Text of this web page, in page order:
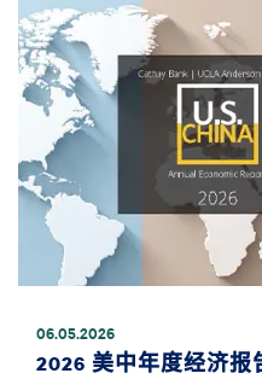
06.05.2026
2026 美中年度经济报